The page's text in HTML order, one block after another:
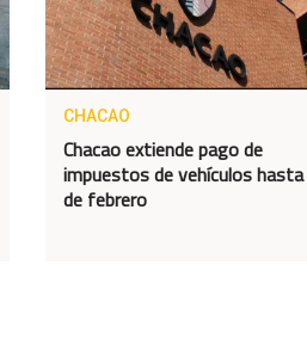
CHACAO
Chacao extiende pago de
impuestos de vehículos
de febrero